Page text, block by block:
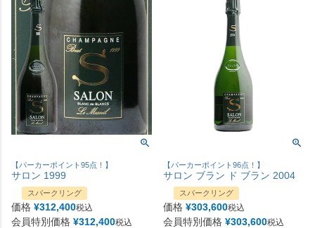
【パーカーポイント95点！】
サロン 1999
スパークリング
価格 ¥312,400税込
会員特別価格 ¥312,400税込
【パーカーポイント96点！】
サロン ブラン ド ブラン 2004
スパークリング
価格 ¥303,600税込
会員特別価格 ¥303,600税込